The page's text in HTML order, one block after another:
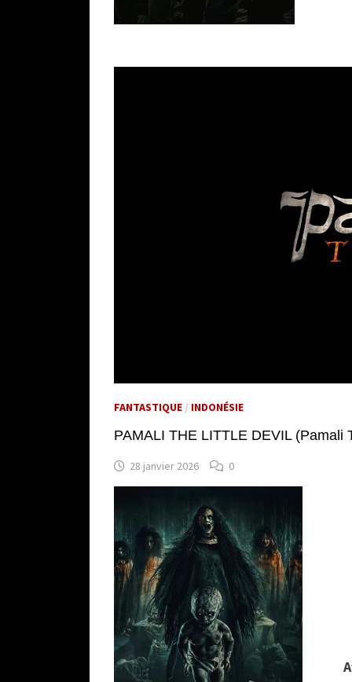
FANTASTIQUE / INDONÉSIE
PAMALI THE LITTLE DEVIL
28 janvier 2026 0